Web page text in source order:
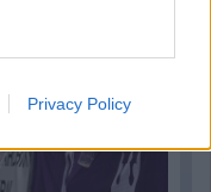
Privacy Policy